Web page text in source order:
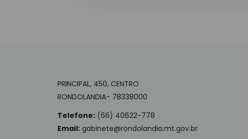
PRINCIPAL, 450, CENTRO
RONDOLANDIA- 78338000
Telefone: (66) 40622-778
Email: gabinete@rondolandia.mt.gov.br